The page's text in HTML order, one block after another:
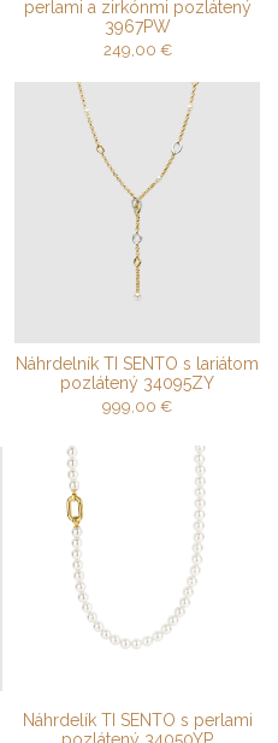
perlami a zirkónmi pozlátený
3967PW
249,00 €
Náhrdelník TI SENTO s lariátom
pozlátený 34095ZY
999,00 €
Náhrdelík TI SENTO s perlami